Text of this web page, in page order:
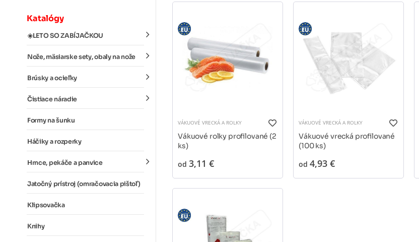
Katalógy
☀️LETO SO ZABÍJAČKOU
Nože, mäsiarske sety, obaly na nože
Brúsky a ocieľky
Čistiace náradie
Formy na šunku
Háčiky a rozperky
Hrnce, pekáče a panvice
Jatočný prístroj (omračovacia pištoľ)
Klipsovačka
Knihy
VÁKUOVÉ VRECKÁ A ROLKY
Vákuové rolky profilované (2
ks)
od 3,11 €
VÁKUOVÉ VRECKÁ A ROLKY
Vákuové vrecká profilované
(100 ks)
od 4,93 €